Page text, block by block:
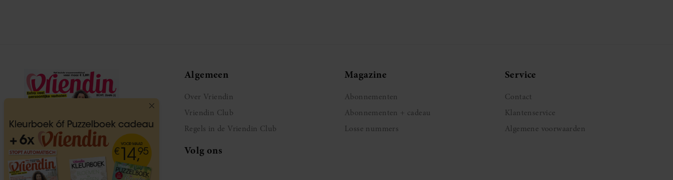
Algemeen
Over Vriendin
Vriendin Club
Regels in de Vriendin Club
Volg ons
Magazine
Abonnementen
Abonnementen + cadeau
Losse nummers
Service
Contact
Klantenservice
Algemene voorwaarden